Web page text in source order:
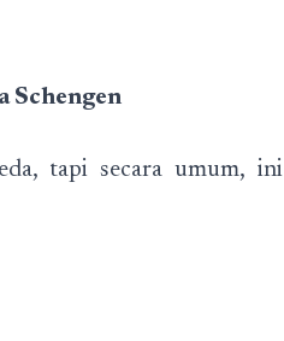
Schengen
tapi secara umum,